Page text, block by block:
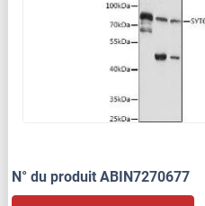
N° du produit ABIN7270677